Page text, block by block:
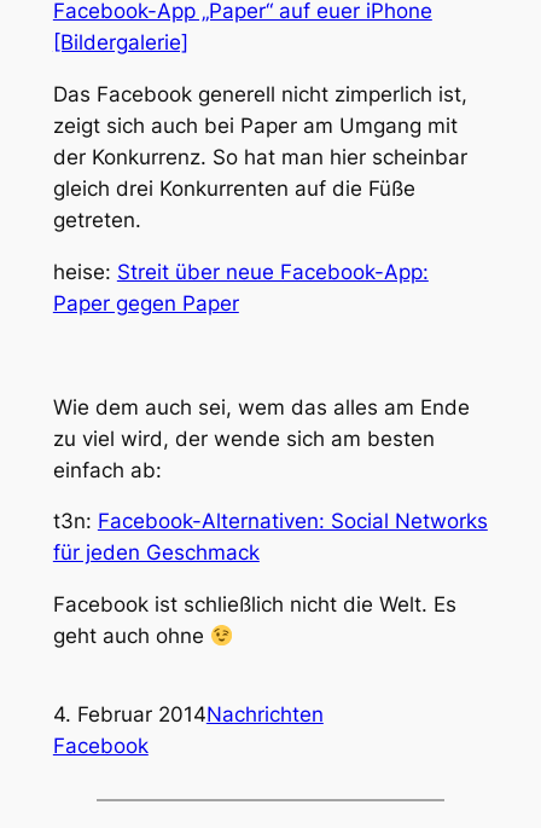
Facebook-App „Paper“ auf euer iPhone
[Bildergalerie]
Das Facebook generell nicht zimperlich ist,
zeigt sich auch bei Paper am Umgang mit
der Konkurrenz. So hat man hier scheinbar
gleich drei Konkurrenten auf die Füße
getreten.
heise: Streit über neue Facebook-App:
Paper gegen Paper
Wie dem auch sei, wem das alles am Ende
zu viel wird, der wende sich am besten
einfach ab:
t3n: Facebook-Alternativen: Social Networks
für jeden Geschmack
Facebook ist schließlich nicht die Welt. Es
geht auch ohne
4. Februar 2014Nachrichten
Facebook